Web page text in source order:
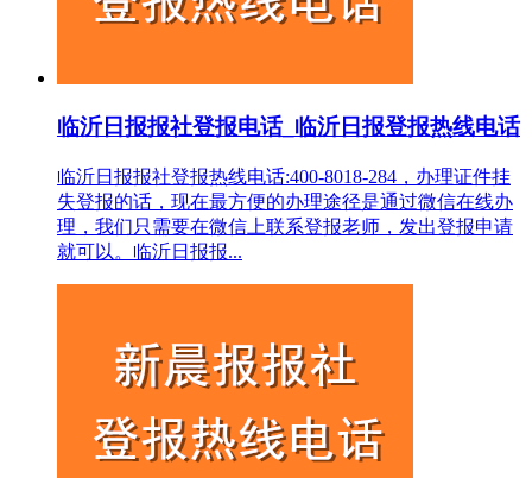
临沂日报报社登报电话_临沂日报登报热线电话
临沂日报报社登报热线电话:400-8018-284，办理证件挂
失登报的话，现在最方便的办理途径是通过微信在线办
理，我们只需要在微信上联系登报老师，发出登报申请
就可以。临沂日报报...